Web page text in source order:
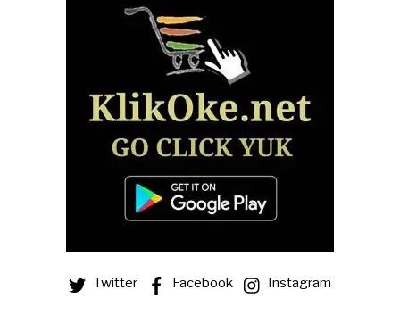
Twitter Facebook Instagram